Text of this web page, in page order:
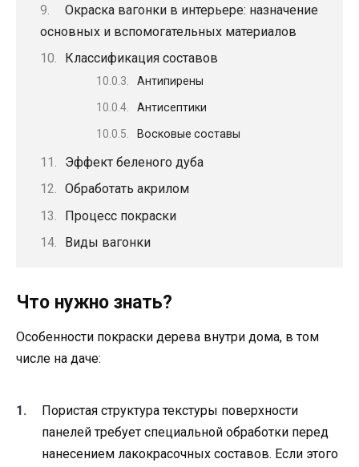
Окраска вагонки в интерьере: назначение
основных и вспомогательных материалов
Классификация составов
Антипирены
Антисептики
Восковые составы
Эффект беленого дуба
Обработать акрилом
Процесс покраски
Виды вагонки
Что нужно знать?
Особенности покраски дерева внутри дома, в том
числе на даче:
Пористая структура текстуры поверхности
панелей требует специальной обработки перед
нанесением лакокрасочных составов. Если этого